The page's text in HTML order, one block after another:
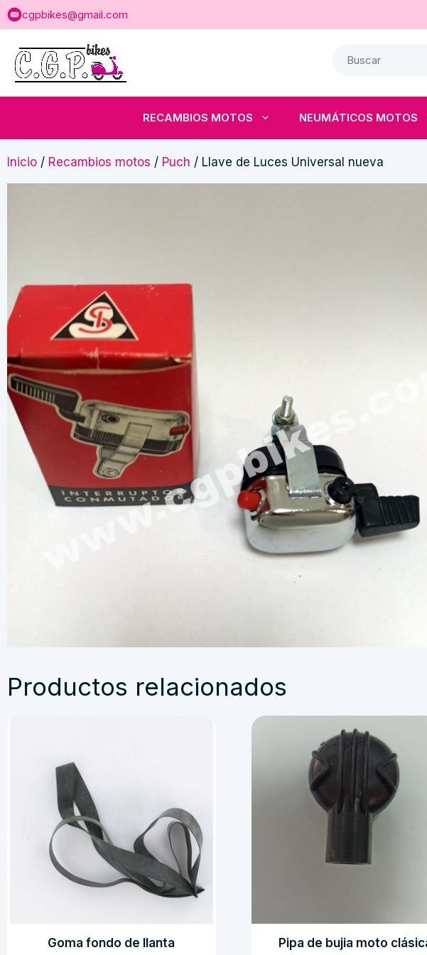
Saltar
al
cgpbikes@gmail.com
RECAMBIOS MOTOS NEUMÁTICOS MOTOS
Inicio / Recambios motos / Puch / Llave de Luces Universal nueva
Productos relacionados
Goma fondo de llanta Pipa de bujia moto